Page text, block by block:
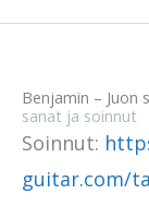
Benjamin – Juon
sanat ja soinnut
Soinnut:
guitar.com/